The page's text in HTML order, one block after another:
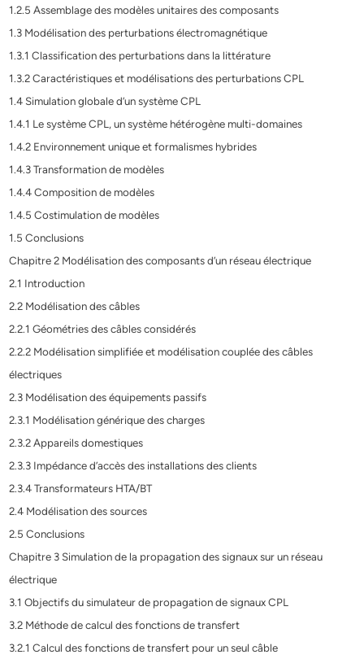
1.2.5 Assemblage des modèles unitaires des composants
1.3 Modélisation des perturbations électromagnétique
1.3.1 Classification des perturbations dans la littérature
1.3.2 Caractéristiques et modélisations des perturbations CPL
1.4 Simulation globale d’un système CPL
1.4.1 Le système CPL, un système hétérogène multi-domaines
1.4.2 Environnement unique et formalismes hybrides
1.4.3 Transformation de modèles
1.4.4 Composition de modèles
1.4.5 Costimulation de modèles
1.5 Conclusions
Chapitre 2 Modélisation des composants d’un réseau électrique
2.1 Introduction
2.2 Modélisation des câbles
2.2.1 Géométries des câbles considérés
2.2.2 Modélisation simplifiée et modélisation couplée des câbles
électriques
2.3 Modélisation des équipements passifs
2.3.1 Modélisation générique des charges
2.3.2 Appareils domestiques
2.3.3 Impédance d’accès des installations des clients
2.3.4 Transformateurs HTA/BT
2.4 Modélisation des sources
2.5 Conclusions
Chapitre 3 Simulation de la propagation des signaux sur un réseau
électrique
3.1 Objectifs du simulateur de propagation de signaux CPL
3.2 Méthode de calcul des fonctions de transfert
3.2.1 Calcul des fonctions de transfert pour un seul câble